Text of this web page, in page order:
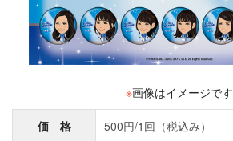
※画像はイメージです
価 格 500円/1回（税込み）